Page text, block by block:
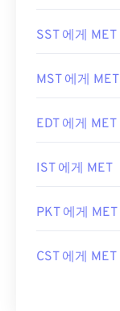
SST 에게 MET
MST 에게 MET
EDT 에게 MET
IST 에게 MET
PKT 에게 MET
CST 에게 MET